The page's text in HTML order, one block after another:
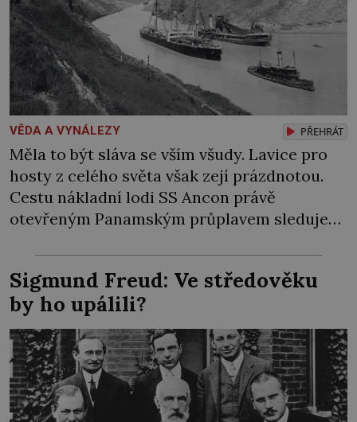
VĚDA A VYNÁLEZY PŘEHRÁT
Měla to být sláva se vším všudy. Lavice pro
hosty z celého světa však zejí prázdnotou.
Cestu nákladní lodi SS Ancon právě
otevřeným Panamským průplavem sleduje
války, lidé proto o jednu z největších staveb v
dějinách ztrácejí zájem. Byla to bída. Když
Američané v roce 1904 převzali od […]
Sigmund Freud: Ve středověku
by ho upálili?